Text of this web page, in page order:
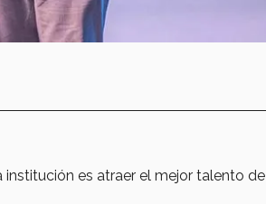
es atraer el mejor talento de